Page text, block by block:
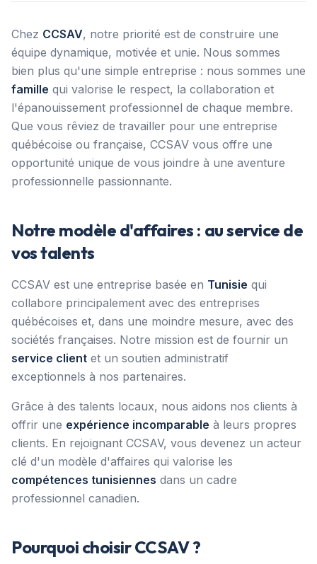
Chez CCSAV, notre priorité est de construire une
équipe dynamique, motivée et unie. Nous sommes
bien plus qu'une simple entreprise : nous sommes une
famille qui valorise le respect, la collaboration et
l'épanouissement professionnel de chaque membre.
Que vous rêviez de travailler pour une entreprise
québécoise ou française, CCSAV vous offre une
opportunité unique de vous joindre à une aventure
professionnelle passionnante.
Notre modèle d'affaires : au service de
vos talents
CCSAV est une entreprise basée en Tunisie qui
collabore principalement avec des entreprises
québécoises et, dans une moindre mesure, avec des
sociétés françaises. Notre mission est de fournir un
service client et un soutien administratif
exceptionnels à nos partenaires.
Grâce à des talents locaux, nous aidons nos clients à
offrir une expérience incomparable à leurs propres
clients. En rejoignant CCSAV, vous devenez un acteur
clé d'un modèle d'affaires qui valorise les
compétences tunisiennes dans un cadre
professionnel canadien.
Pourquoi choisir CCSAV ?